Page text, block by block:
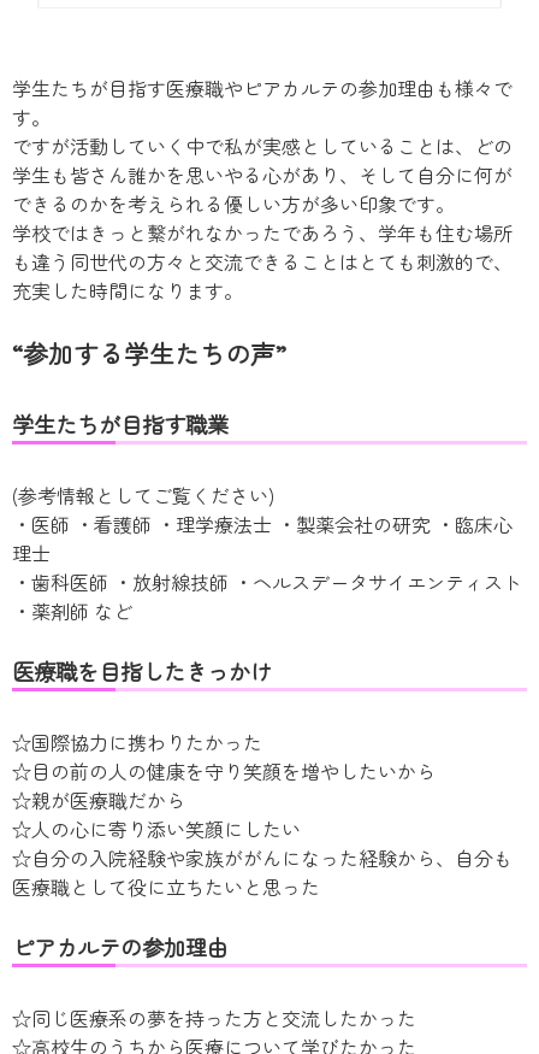
学生たちが目指す医療職やピアカルテの参加理由も様々で
す。
ですが活動していく中で私が実感としていることは、どの
学生も皆さん誰かを思いやる心があり、そして自分に何が
できるのかを考えられる優しい方が多い印象です。
学校ではきっと繋がれなかったであろう、学年も住む場所
も違う同世代の方々と交流できることはとても刺激的で、
充実した時間になります。
“参加する学生たちの声”
学生たちが目指す職業
(参考情報としてご覧ください)
・医師 ・看護師 ・理学療法士 ・製薬会社の研究 ・臨床心
理士
・歯科医師 ・放射線技師 ・ヘルスデータサイエンティスト
・薬剤師 など
医療職を目指したきっかけ
☆国際協力に携わりたかった
☆目の前の人の健康を守り笑顔を増やしたいから
☆親が医療職だから
☆人の心に寄り添い笑顔にしたい
☆自分の入院経験や家族ががんになった経験から、自分も
医療職として役に立ちたいと思った
ピアカルテの参加理由
☆同じ医療系の夢を持った方と交流したかった
☆高校生のうちから医療について学びたかった